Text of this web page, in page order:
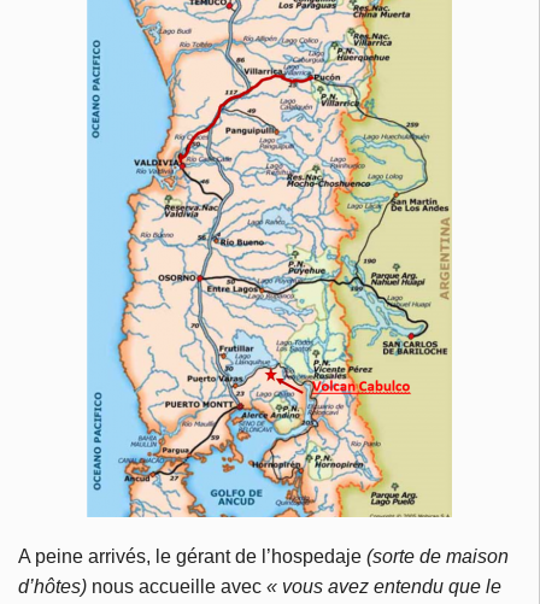
A peine arrivés, le gérant de l’hospedaje (sorte de maison
d’hôtes) nous accueille avec « vous avez entendu que le